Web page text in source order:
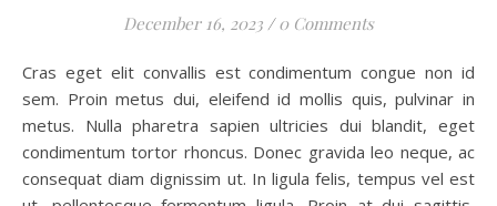
December 16, 2023 / 0 Comments
Cras eget elit convallis est condimentum congue non id
sem. Proin metus dui, eleifend id mollis quis, pulvinar in
metus. Nulla pharetra sapien ultricies dui blandit, eget
condimentum tortor rhoncus. Donec gravida leo neque, ac
consequat diam dignissim ut. In ligula felis, tempus vel est